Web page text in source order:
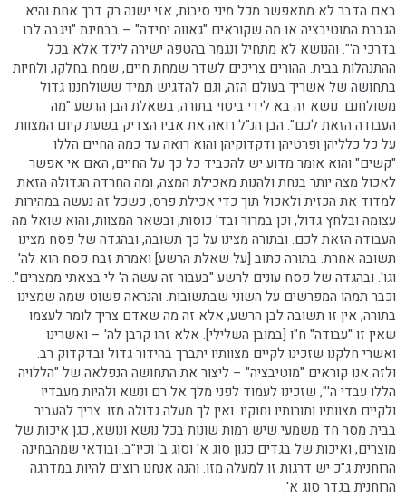
באם הדבר לא מתאפשר מכל מיני סיבות, אזי ישנה רק דרך אחת והיא
הגברת המוטיבציה או מה שקוראים "גאווה יחידה" – בבחינת "ויגבה לבו
בדרכי ה'". והנושא לא מתחיל ונגמר בהטפה ישירה לילד אלא בכל
ההתנהלות בבית. ההורים צריכים לשדר שמחת חיים, שמח בחלקו, ולחיות
בתחושה של אשריך בעולם הזה, וגם להדגיש תמיד ששולחננו גדול
משולחנם. נושא זה בא לידי ביטוי בתורה, בשאלת הבן הרשע "מה
העבודה הזאת לכם". הבן הנ"ל רואה את אביו הצדיק בשעת קיום המצוות
על כל כלליהן ופרטיהן ודקדוקיהן והוא רואה עד כמה החיים הללו
"קשים" והוא אומר מדוע יש להכביד כל כך על החיים, האם אי אפשר
לאכול מצה יותר בנחת ולהנות מאכילת המצה, ומה החרדה הגדולה הזאת
למדוד את הכזית ולאכול תוך כדי אכילת פרס, כשכל זה נעשה במהירות
עצומה ובלחץ גדול, וכן במרור ובד' כוסות, ובשאר המצוות, והוא שואל מה
העבודה הזאת לכם. ובתורה מצינו על כך תשובה, ובהגדה של פסח מצינו
תשובה אחרת. בתורה כתוב [על שאלת הרשע] ואמרת זבח פסח הוא לה'
וגו'. ובהגדה של פסח עונים לרשע "בעבור זה עשה ה' לי בצאתי ממצרים".
וכבר תמהו המפרשים על השוני שבתשובות. והנראה פשוט שמה שמצינו
בתורה, אין זו תשובה לבן הרשע, אלא זה מה שאדם צריך לומר לעצמו
שאין זו "עבודה" ח"ו [במובן השלילי]. אלא זהו קרבן לה' – ואשרינו
ואשרי חלקנו שזכינו לקיים מצוותיו יתברך בהידור גדול ובדקדוק רב.
ולזה אנו קוראים "מוטיבציה" – ליצור את התחושה הנפלאה של "הללויה
הללו עבדי ה'", שזכינו לעמוד לפני מלך אל רם ונשא ולהיות מעבדיו
ולקיים מצוותיו ותורותיו וחוקיו. ואין לך מעלה גדולה מזו. צריך להעביר
בבית מסר חד משמעי שיש רמות שונות בכל נושא ונושא, כגן איכות של
מוצרים, ואיכות של בגדים כגון סוג א' וסוג ב' וכיו"ב. ובודאי שמהבחינה
הרוחנית ג"כ יש דרגות זו למעלה מזו. והנה אנחנו רוצים להיות במדרגה
הרוחנית בגדר סוג א'.